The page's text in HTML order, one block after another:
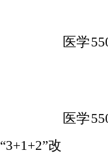
“3+1+2”改
医学
医学